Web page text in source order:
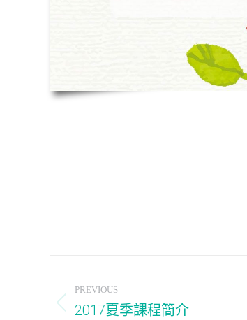
navigation
PREVIOUS
Previous
2017夏季課程簡介